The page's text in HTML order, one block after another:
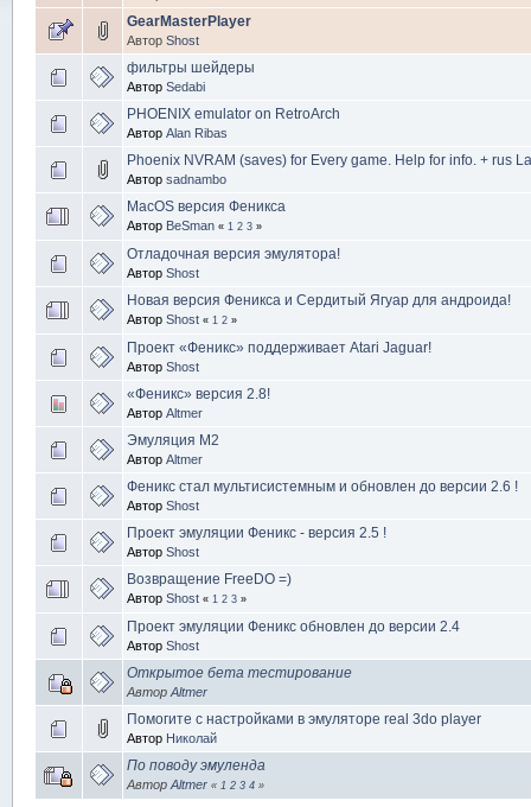
GearMasterPlayer
Автор Shost
фильтры шейдеры
Автор Sedabi
PHOENIX emulator on RetroArch
Автор Alan Ribas
Phoenix NVRAM (saves) for Every game. Help for info. + rus
Автор sadnambo
MacOS версия Феникса
Автор BeSman « 1 2 3»
Отладочная версия эмулятора!
Автор Shost
Новая версия Феникса и Сердитый Ягуар для андроида!
Автор Shost « 1 2»
Проект «Феникс» поддерживает Atari Jaguar!
Автор Shost
«Феникс» версия 2.8!
Автор Altmer
Эмуляция М2
Автор Altmer
Феникс стал мультисистемным и обновлен до версии 2.6 !
Автор Shost
Проект эмуляции Феникс - версия 2.5 !
Автор Shost
Возвращение FreeDO =)
Автор Shost « 1 2 3»
Проект эмуляции Феникс обновлен до версии 2.4
Автор Shost
Открытое бета тестирование
Автор Altmer
Помогите с настройками в эмуляторе real 3do player
Автор Николай
По поводу эмуленда
Автор Altmer « 1 2 3 4»